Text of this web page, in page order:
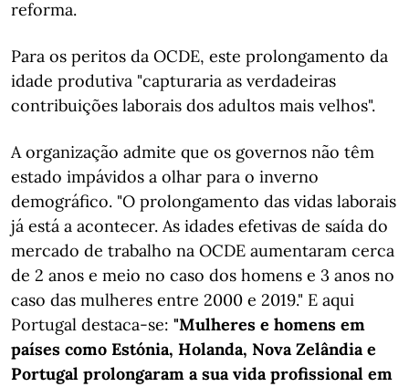
reforma.
Para os peritos da OCDE, este prolongamento da
idade produtiva "capturaria as verdadeiras
contribuições laborais dos adultos mais velhos".
A organização admite que os governos não têm
estado impávidos a olhar para o inverno
demográfico. "O prolongamento das vidas laborais
já está a acontecer. As idades efetivas de saída do
mercado de trabalho na OCDE aumentaram cerca
de 2 anos e meio no caso dos homens e 3 anos no
caso das mulheres entre 2000 e 2019." E aqui
Portugal destaca-se: "Mulheres e homens em
países como Estónia, Holanda, Nova Zelândia e
Portugal prolongaram a sua vida profissional em